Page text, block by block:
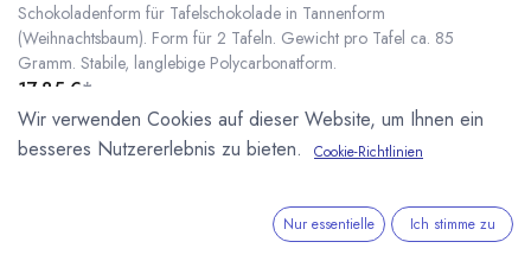
Schokoladenform für Tafelschokolade in Tannenform
(Weihnachtsbaum). Form für 2 Tafeln. Gewicht pro Tafel ca. 85
Gramm. Stabile, langlebige Polycarbonatform.
17,85 €*
* inkl. MwST. zzgl. Versandkosten
Lieferzeit: sofort lieferbar
Wir verwenden Cookies auf dieser Website, um Ihnen ein
besseres Nutzererlebnis zu bieten.
Cookie-Richtlinien
Nur essentielle Ich stimme zu